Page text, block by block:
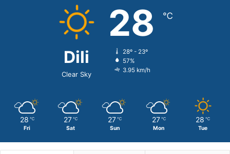
Dili
Clear Sky
28 ℃
28º - 23º
57%
3.95 km/h
28 ℃
Fri
27 ℃
Sat
27 ℃
Sun
27 ℃
Mon
28 ℃
Tue